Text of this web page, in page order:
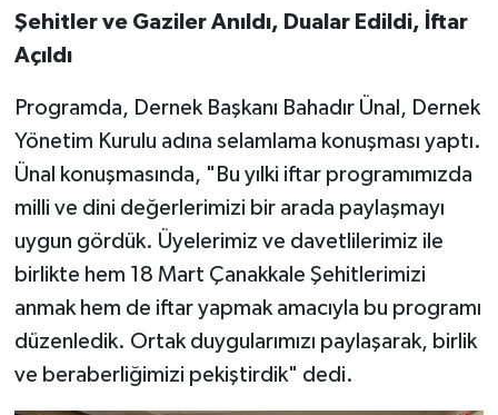
Şehitler ve Gaziler Anıldı, Dualar Edildi, İftar
Açıldı
Programda, Dernek Başkanı Bahadır Ünal, Dernek
Yönetim Kurulu adına selamlama konuşması yaptı.
Ünal konuşmasında, "Bu yılki iftar programımızda
milli ve dini değerlerimizi bir arada paylaşmayı
uygun gördük. Üyelerimiz ve davetlilerimiz ile
birlikte hem 18 Mart Çanakkale Şehitlerimizi
anmak hem de iftar yapmak amacıyla bu programı
düzenledik. Ortak duygularımızı paylaşarak, birlik
ve beraberliğimizi pekiştirdik" dedi.